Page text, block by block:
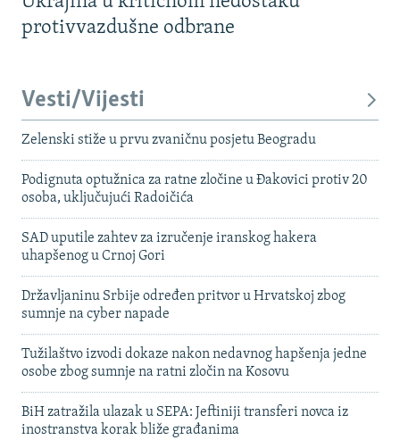
protivvazdušne odbrane
Vesti/Vijesti
Zelenski stiže u prvu zvaničnu posjetu Beogradu
Podignuta optužnica za ratne zločine u Đakovici protiv 20
osoba, uključujući Radoičića
SAD uputile zahtev za izručenje iranskog hakera
uhapšenog u Crnoj Gori
Državljaninu Srbije određen pritvor u Hrvatskoj zbog
sumnje na cyber napade
Tužilaštvo izvodi dokaze nakon nedavnog hapšenja jedne
osobe zbog sumnje na ratni zločin na Kosovu
BiH zatražila ulazak u SEPA: Jeftiniji transferi novca iz
inostranstva korak bliže građanima